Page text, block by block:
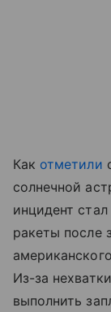
Как отметили
солнечной
инцидент
ракеты после
Из-за
выполнить